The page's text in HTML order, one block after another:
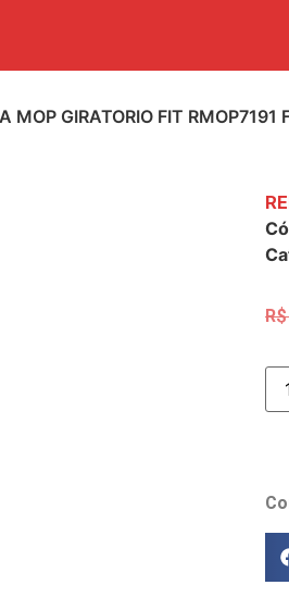
MOP GIRATORIO FIT RMOP7191
R$